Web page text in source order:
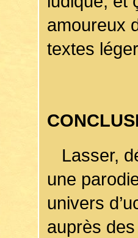
amoureux
textes
Lasser,
une
univers
auprès